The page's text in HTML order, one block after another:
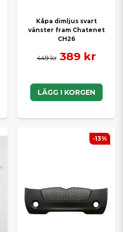
Kåpa dimljus svart
vänster fram Chatenet
CH26
449 kr 389 kr
LÄGG I KORGEN
-13%